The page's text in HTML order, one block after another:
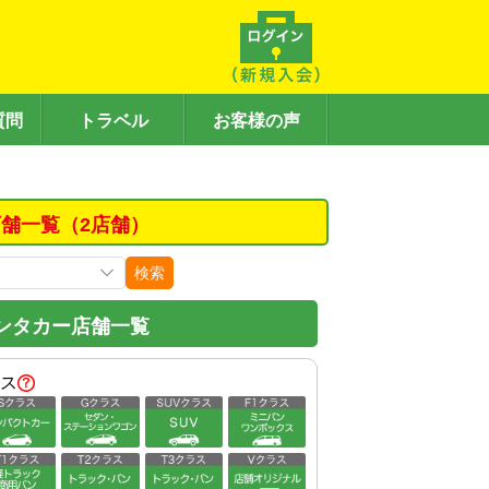
問 トラベル お客様の声
一覧（2店舗）
検索
タカー店舗一覧